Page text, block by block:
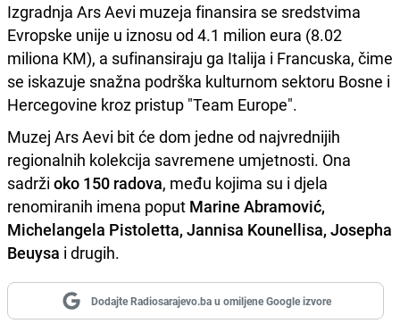
Izgradnja Ars Aevi muzeja finansira se sredstvima
Evropske unije u iznosu od 4.1 milion eura (8.02
miliona KM), a sufinansiraju ga Italija i Francuska, čime
se iskazuje snažna podrška kulturnom sektoru Bosne i
Hercegovine kroz pristup "Team Europe".
Muzej Ars Aevi bit će dom jedne od najvrednijih
regionalnih kolekcija savremene umjetnosti. Ona
sadrži oko 150 radova, među kojima su i djela
renomiranih imena poput Marine Abramović,
Michelangela Pistoletta, Jannisa Kounellisa, Josepha
Beuysa i drugih.
Dodajte Radiosarajevo.ba u omiljene Google izvore